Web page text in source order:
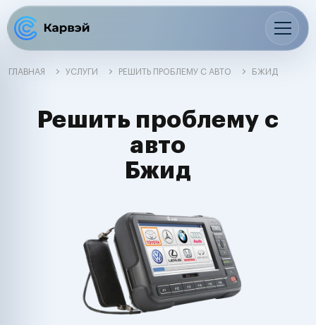
ГЛАВНАЯ УСЛУГИ РЕШИТЬ ПРОБЛЕМУ С АВТО БЖИД
Решить проблему с
авто
Бжид